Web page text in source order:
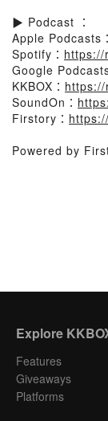
▶️ Podcast ：
Apple Podcasts：
Spotify： https://
Google Podcasts
KKBOX： https://
SoundOn：
Firstory：
Powered by
Explore
Features
Giveaways
Platforms